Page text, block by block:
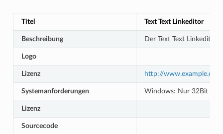
Titel Text Text Linkeditor
Beschreibung Der Text Text Linkeditor
Logo
Lizenz http://www.example.org
Systemanforderungen Windows: Nur 32Bit
Lizenz
Sourcecode